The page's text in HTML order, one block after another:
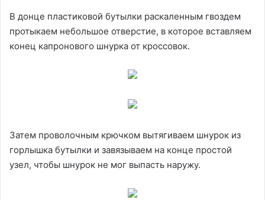
В донце пластиковой бутылки раскаленным гвоздем
протыкаем небольшое отверстие, в которое вставляем
конец капронового шнурка от кроссовок.
Затем проволочным крючком вытягиваем шнурок из
горлышка бутылки и завязываем на конце простой
узел, чтобы шнурок не мог выпасть наружу.